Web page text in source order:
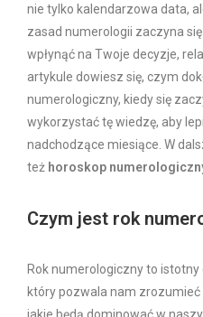
nie tylko kalendarzowa data,
zasad numerologii zaczyna
wpłynąć na Twoje decyzje,
artykule dowiesz się, czym
numerologiczny, kiedy się
wykorzystać tę wiedzę, aby
nadchodzące miesiące. W
też horoskop
Czym jest rok
Rok numerologiczny to
który pozwala nam zrozumieć
jakie będą dominować w